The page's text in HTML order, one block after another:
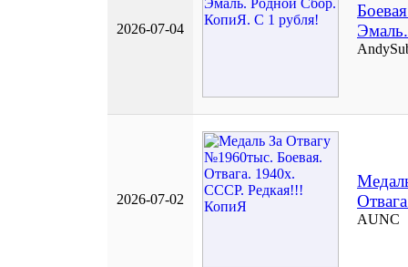
2026-07-04
2026-07-02
AUNC